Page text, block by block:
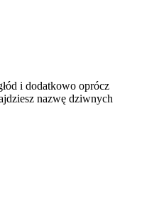
i dodatkowo oprócz
nazwę dziwnych